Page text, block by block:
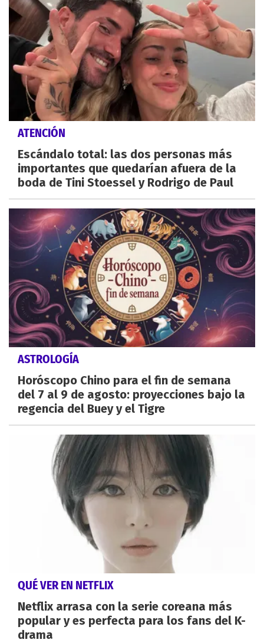
ATENCIÓN
Escándalo total: las dos personas más
importantes que quedarían afuera de la
boda de Tini Stoessel y Rodrigo de Paul
ASTROLOGÍA
Horóscopo Chino para el fin de semana
del 7 al 9 de agosto: proyecciones bajo la
regencia del Buey y el Tigre
QUÉ VER EN NETFLIX
Netflix arrasa con la serie coreana más
popular y es perfecta para los fans del K-
drama